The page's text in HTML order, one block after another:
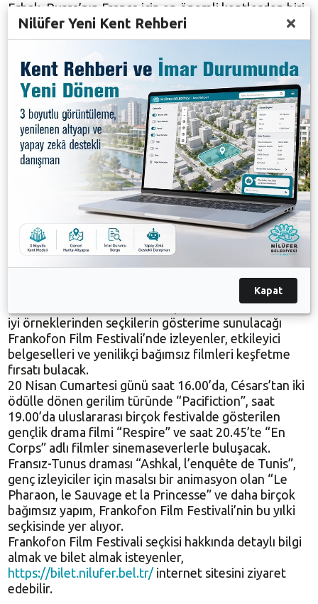
Erbak, Bursa’nın Fransa için en önemli kentlerden biri
olduğunu söyledi. Nilüfer Belediyesi’ne böyle bir
festivale ev sahipliği yaptığı için teşekkür eden Erbak,
sanatseverlere de keyifli seyirler diledi.
Institut Français Görsel İşitsel İşbirliği Ateşesi Floret
Signifredi de, festival boyunca etkileyici ve yenilikçi
Fransız filmlerinin gösterime sunulacağını
hatırlatarak, organizasyonda emeği geçenlere
teşekkür etti.
Konuşmaların ardından Frankofon Film Festivali,
Fransız-Kanada ortak yapımı olan “Falcon Lake” adlı
filmin, Konak Kültürevi’ndeki Serdar Şafak
Sahnesi’nde gösterimiyle başladı.
25 Nisan’a kadar sürecek olan, Fransız sinemasının en
iyi örneklerinden seçkilerin gösterime sunulacağı
Frankofon Film Festivali’nde izleyenler, etkileyici
belgeselleri ve yenilikçi bağımsız filmleri keşfetme
fırsatı bulacak.
20 Nisan Cumartesi günü saat 16.00’da, Césars’tan iki
ödülle dönen gerilim türünde “Pacifiction”, saat
19.00’da uluslararası birçok festivalde gösterilen
gençlik drama filmi “Respire” ve saat 20.45’te “En
Corps” adlı filmler sinemaseverlerle buluşacak.
Fransız-Tunus draması “Ashkal, l’enquête de Tunis”,
genç izleyiciler için masalsı bir animasyon olan “Le
Pharaon, le Sauvage et la Princesse” ve daha birçok
bağımsız yapım, Frankofon Film Festivali’nin bu yılki
seçkisinde yer alıyor.
Frankofon Film Festivali seçkisi hakkında detaylı bilgi
almak ve bilet almak isteyenler,
https://bilet.nilufer.bel.tr/ internet sitesini ziyaret
edebilir.
Nilüfer Yeni Kent Rehberi
Kapat